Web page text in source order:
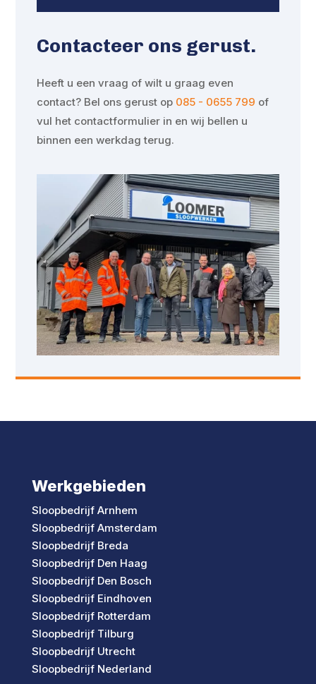
Contacteer ons gerust.
Heeft u een vraag of wilt u graag even
contact? Bel ons gerust op 085 - 0655 799 of
vul het contactformulier in en wij bellen u
binnen een werkdag terug.
Werkgebieden
Sloopbedrijf Arnhem
Sloopbedrijf Amsterdam
Sloopbedrijf Breda
Sloopbedrijf Den Haag
Sloopbedrijf Den Bosch
Sloopbedrijf Eindhoven
Sloopbedrijf Rotterdam
Sloopbedrijf Tilburg
Sloopbedrijf Utrecht
Sloopbedrijf Nederland